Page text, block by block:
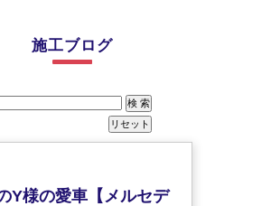
施工ブログ
Y様の愛車【メルセデ